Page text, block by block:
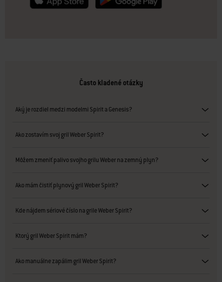
Často kladené otázky
Aký je rozdiel medzi modelmi Spirit a Genesis?
Ako zostavím svoj gril Weber Spirit?
Môžem zmeniť palivo svojho grilu Weber na zemný plyn?
Ako mám čistiť plynový gril Weber Spirit?
Kde nájdem sériové číslo na grile Weber Spirit?
Ktorý gril Weber Spirit mám?
Ako manuálne zapálim gril Weber Spirit?